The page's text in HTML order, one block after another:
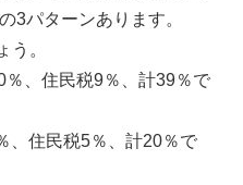
3パターンあります。
う。
、住民税9％、計39％で
、住民税5％、計20％で